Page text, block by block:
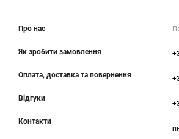
Про нас
Як зробити замовлення
Оплата, доставка та повернення
Відгуки
Контакти